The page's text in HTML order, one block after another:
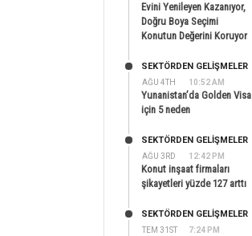
Evini Yenileyen Kazanıyor,
Doğru Boya Seçimi
Konutun Değerini Koruyor
AĞU 4TH 10:52 AM
SEKTÖRDEN GELIŞMELER
Yunanistan’da Golden Visa
için 5 neden
AĞU 3RD 12:42 PM
SEKTÖRDEN GELIŞMELER
Konut inşaat firmaları
şikayetleri yüzde 127 arttı
TEM 31ST 7:24 PM
SEKTÖRDEN GELIŞMELER